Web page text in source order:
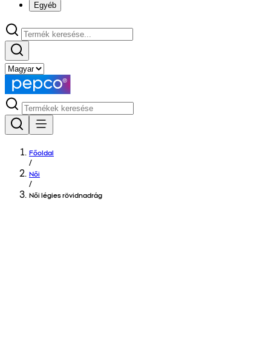
Egyéb
Főoldal
/
Női
/
Női légies rövidnadrág